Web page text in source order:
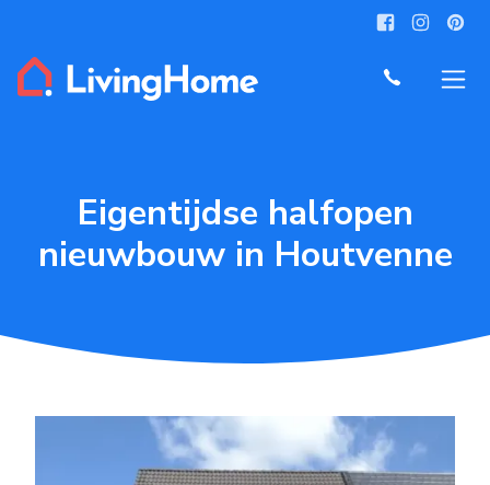
Eigentijdse halfopen
nieuwbouw in Houtvenne